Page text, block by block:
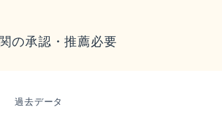
の承認・推薦必要
過去データ